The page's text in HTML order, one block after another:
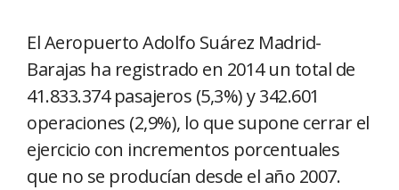
El Aeropuerto Adolfo Suárez Madrid-
Barajas ha registrado en 2014 un total de
41.833.374 pasajeros (5,3%) y 342.601
operaciones (2,9%), lo que supone cerrar el
ejercicio con incrementos porcentuales
que no se producían desde el año 2007.